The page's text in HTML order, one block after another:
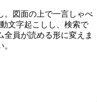
。図面の上で一言しゃべ
文字起こしし、検索で
全員が読める形に変えま